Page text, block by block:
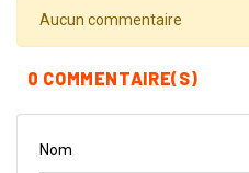
Aucun commentaire
0 COMMENTAIRE(S)
Nom